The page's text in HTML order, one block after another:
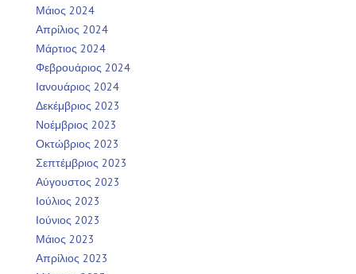
Μάιος 2024
Απρίλιος 2024
Μάρτιος 2024
Φεβρουάριος 2024
Ιανουάριος 2024
Δεκέμβριος 2023
Νοέμβριος 2023
Οκτώβριος 2023
Σεπτέμβριος 2023
Αύγουστος 2023
Ιούλιος 2023
Ιούνιος 2023
Μάιος 2023
Απρίλιος 2023